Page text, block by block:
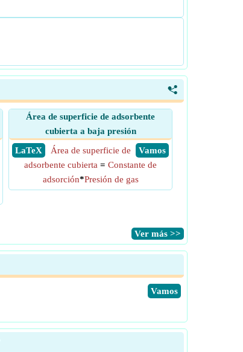
<
Área de superficie de adsorbente
cubierta a baja presión
​ LaTeX
​ Vamos
Área de superficie de
adsorbente cubierta = Constante de
adsorción*Presión de gas
​Ver más >>
​Vamos